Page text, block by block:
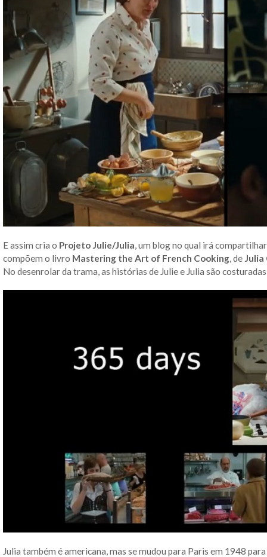
E assim cria o Projeto Julie/Julia, um blog no qual irá
compõem o livro Mastering the Art of French Cooking, de Julia
No desenrolar da trama, as histórias de Julie e Julia são
Julia também é americana, mas se mudou para Paris em 1948